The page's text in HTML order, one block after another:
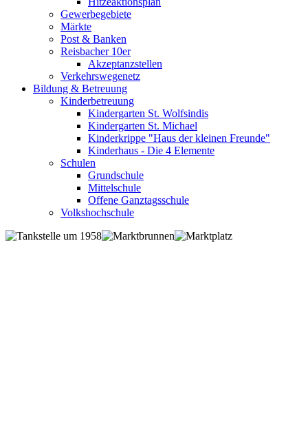
Gewerbegebiete
Märkte
Post & Banken
Reisbacher 10er
Akzeptanzstellen
Verkehrswegenetz
Bildung & Betreuung
Kinderbetreuung
Kindergarten St. Wolfsindis
Kindergarten St. Michael
Kinderkrippe "Haus der kleinen Freunde"
Kinderhaus - Die 4 Elemente
Schulen
Grundschule
Mittelschule
Offene Ganztagsschule
Volkshochschule